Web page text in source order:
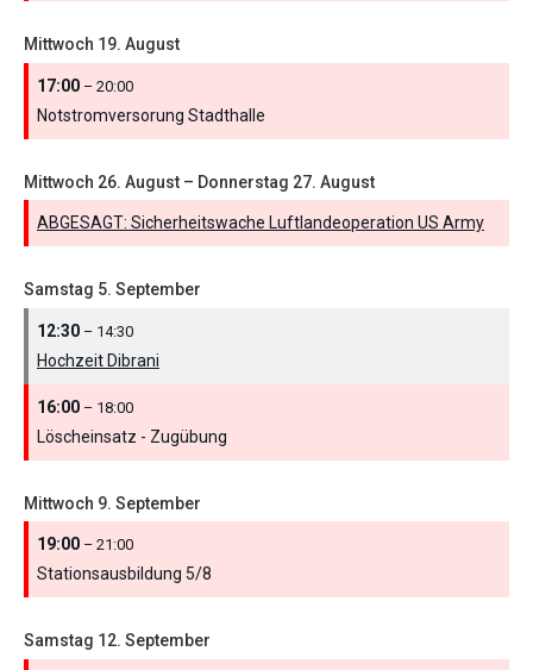
Mittwoch 19. August
17:00 – 20:00
Notstromversorung Stadthalle
Mittwoch 26. August – Donnerstag 27. August
ABGESAGT: Sicherheitswache Luftlandeoperation US Army
Samstag 5. September
12:30 – 14:30
Hochzeit Dibrani
16:00 – 18:00
Löscheinsatz - Zugübung
Mittwoch 9. September
19:00 – 21:00
Stationsausbildung 5/8
Samstag 12. September